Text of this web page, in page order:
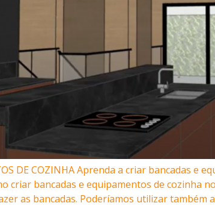
DE COZINHA Aprenda a criar bancadas e
criar bancadas e equipamentos de cozinha
as bancadas. Poderíamos utilizar também